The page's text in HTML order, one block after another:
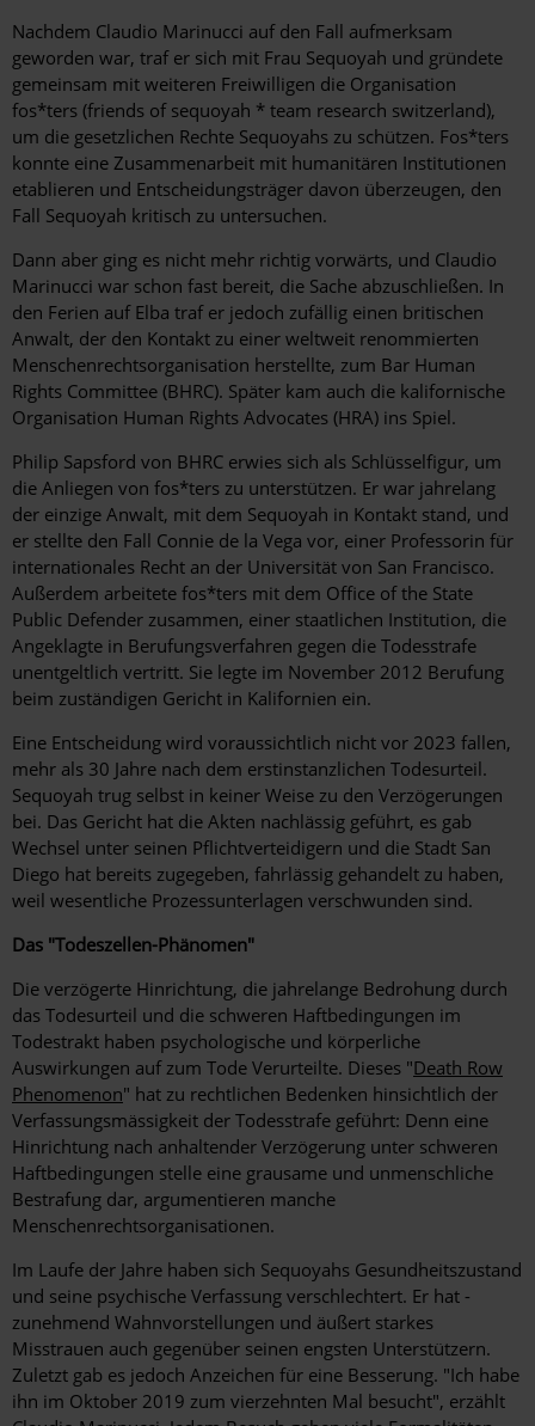
Nachdem Claudio Marinucci auf den Fall aufmerksam
geworden war, traf er sich mit Frau Sequoyah und gründete
gemeinsam mit weiteren Freiwilligen die Organisation
fos*ters (friends of sequoyah * team research switzerland),
um die gesetzlichen Rechte Sequoyahs zu schützen. Fos*ters
konnte eine Zusammenarbeit mit humanitären Institutionen
etablieren und Entscheidungsträger davon überzeugen, den
Fall Sequoyah kritisch zu untersuchen.
Dann aber ging es nicht mehr richtig vorwärts, und Claudio
Marinucci war schon fast bereit, die Sache abzuschließen. In
den Ferien auf Elba traf er jedoch zufällig einen britischen
Anwalt, der den Kontakt zu einer weltweit renommierten
Menschenrechtsorganisation herstellte, zum Bar Human
Rights Committee (BHRC). Später kam auch die kalifornische
Organisation Human Rights Advocates (HRA) ins Spiel.
Philip Sapsford von BHRC erwies sich als Schlüsselfigur, um
die Anliegen von fos*ters zu unterstützen. Er war jahrelang
der einzige Anwalt, mit dem Sequoyah in Kontakt stand, und
er stellte den Fall Connie de la Vega vor, einer Professorin für
internationales Recht an der Universität von San Francisco.
Außerdem arbeitete fos*ters mit dem Office of the State
Public Defender zusammen, einer staatlichen Institution, die
Angeklagte in Berufungsverfahren gegen die Todesstrafe
unentgeltlich vertritt. Sie legte im November 2012 Berufung
beim zuständigen Gericht in Kalifornien ein.
Eine Entscheidung wird voraussichtlich nicht vor 2023 fallen,
mehr als 30 Jahre nach dem erstinstanzlichen Todesurteil.
Sequoyah trug selbst in keiner Weise zu den Verzögerungen
bei. Das Gericht hat die Akten nachlässig geführt, es gab
Wechsel unter seinen Pflichtverteidigern und die Stadt San
Diego hat bereits zugegeben, fahrlässig gehandelt zu haben,
weil wesentliche Prozessunterlagen verschwunden sind.
Das "Todeszellen-Phänomen"
Die verzögerte Hinrichtung, die jahrelange Bedrohung durch
das Todesurteil und die schweren Haftbedingungen im
Todestrakt haben psychologische und körperliche
Auswirkungen auf zum Tode Verurteilte. Dieses "Death Row
Phenomenon" hat zu rechtlichen Bedenken hinsichtlich der
Verfassungsmässigkeit der Todesstrafe geführt: Denn eine
Hinrichtung nach anhaltender Verzögerung unter schweren
Haftbedingungen stelle eine grausame und unmenschliche
Bestrafung dar, argumentieren manche
Menschenrechtsorganisationen.
Im Laufe der Jahre haben sich Sequoyahs Gesundheitszustand
und seine psychische Verfassung verschlechtert. Er hat ­
zunehmend Wahnvorstellungen und äußert starkes
Misstrauen auch gegenüber seinen engsten Unterstützern.
Zuletzt gab es ­jedoch Anzeichen für eine Besserung. "Ich habe
ihn im Oktober 2019 zum vierzehnten Mal besucht", erzählt